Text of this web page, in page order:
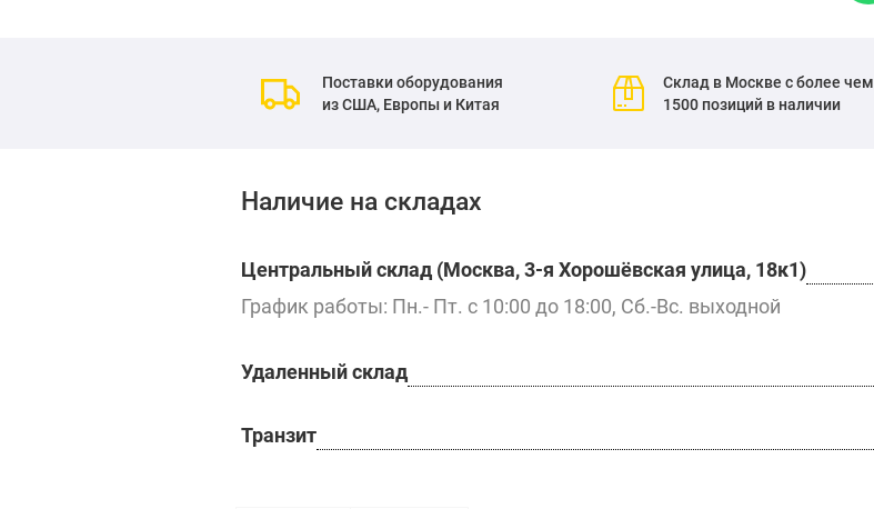
Поставки оборудования
из США, Европы и Китая
Склад в Москве с более чем
1500 позиций в наличии
Наличие на складах
Центральный склад (Москва, 3-я Хорошёвская улица, 18к1)
График работы: Пн.- Пт. с 10:00 до 18:00, Сб.-Вс. выходной
Удаленный склад
Транзит